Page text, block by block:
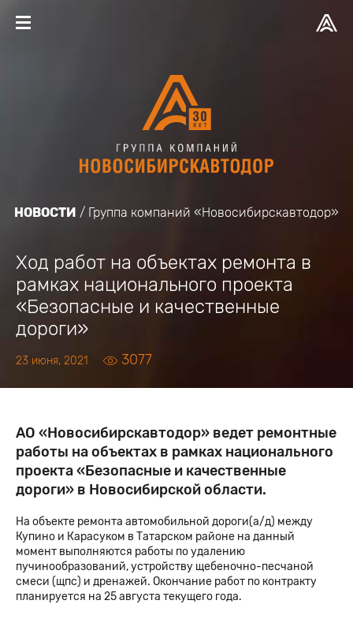
НОВОСТИ Группа компаний «Новосибирскавтодор»
Ход работ на объектах ремонта в
рамках национального проекта
«Безопасные и качественные
дороги»
23 июня, 2021 3077
АО «Новосибирскавтодор» ведет ремонтные
работы на объектах в рамках национального
проекта «Безопасные и качественные
дороги» в Новосибирской области.
На объекте ремонта автомобильной дороги(а/д) между
Купино и Карасуком в Татарском районе на данный
момент выполняются работы по удалению
пучинообразований, устройству щебеночно-песчаной
смеси (щпс) и дренажей. Окончание работ по контракту
планируется на 25 августа текущего года.